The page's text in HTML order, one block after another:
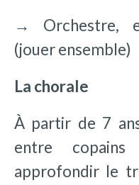
→
Orchestre,
(jouer ensemble)
La chorale
À partir de 7
entre
approfondir le